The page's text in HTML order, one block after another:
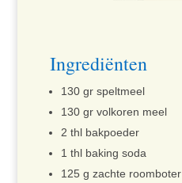
Ingrediënten
130 gr speltmeel
130 gr volkoren meel
2 thl bakpoeder
1 thl baking soda
125 g zachte roomboter